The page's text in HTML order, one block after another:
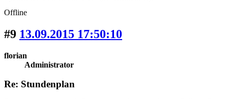
Offline
#9 13.09.2015 17:50:10
florian
Administrator
Re: Stundenplan